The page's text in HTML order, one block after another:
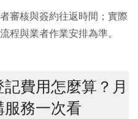
審核與簽約往返時間；實際
程與業者作業安排為準。
費用怎麼算？月
務一次看